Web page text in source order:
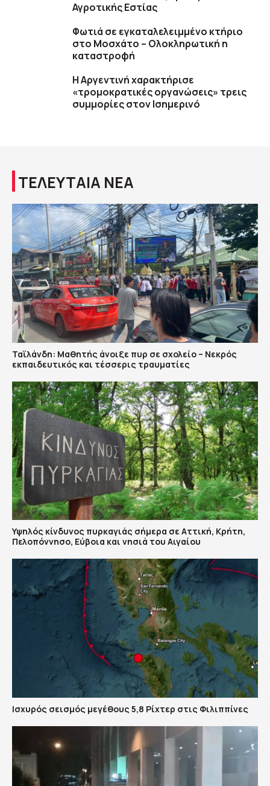
Αγροτικής Εστίας
Φωτιά σε εγκαταλελειμμένο κτήριο
στο Μοσχάτο – Ολοκληρωτική η
καταστροφή
Η Αργεντινή χαρακτήρισε
«τρομοκρατικές οργανώσεις» τρεις
συμμορίες στον Ισημερινό
ΤΕΛΕΥΤΑΙΑ ΝΕΑ
Ταϊλάνδη: Μαθητής άνοιξε πυρ σε σχολείο – Νεκρός
εκπαιδευτικός και τέσσερις τραυματίες
Υψηλός κίνδυνος πυρκαγιάς σήμερα σε Αττική, Κρήτη,
Πελοπόννησο, Εύβοια και νησιά του Αιγαίου
Ισχυρός σεισμός μεγέθους 5,8 Ρίχτερ στις Φιλιππίνες